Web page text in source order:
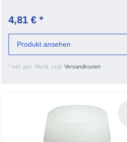
4,81 € *
* inkl. ges. MwSt. zzgl. Versandkosten
Produkt ansehen